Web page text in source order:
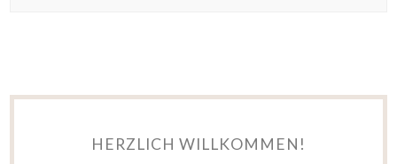
HERZLICH WILLKOMMEN!